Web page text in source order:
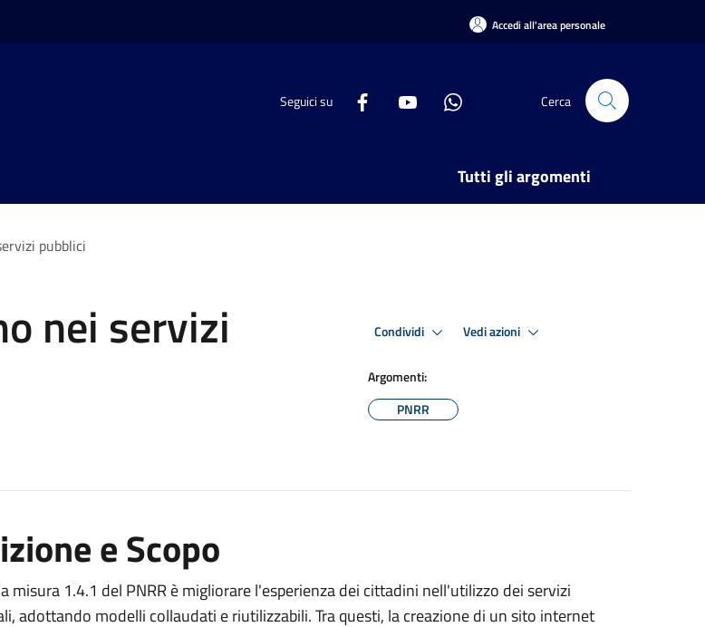
Accedi all'area personale
Seguici su Cerca
Tutti gli argomenti
pubblici
nei servizi Condividi Vedi azioni
Argomenti:
PNRR
e Scopo
misura 1.4.1 del PNRR è migliorare l'esperienza dei cittadini nell'utilizzo dei servizi
adottando modelli collaudati e riutilizzabili. Tra questi, la creazione di un sito internet